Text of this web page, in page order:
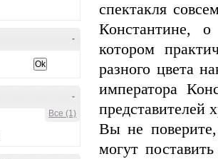
-
-
Все (1)
спектакля
Константине,
котором
разного цвета
императора
представителей
Вы не
могут